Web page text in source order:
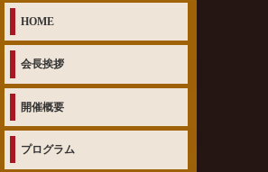
HOME
会長挨拶
開催概要
プログラム